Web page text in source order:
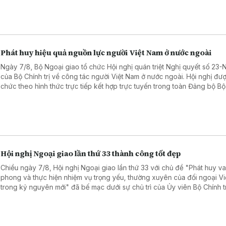
Phát huy hiệu quả nguồn lực người Việt Nam ở nước ngoài
Ngày 7/8, Bộ Ngoại giao tổ chức Hội nghị quán triệt Nghị quyết số 23-
của Bộ Chính trị về công tác người Việt Nam ở nước ngoài. Hội nghị
chức theo hình thức trực tiếp kết hợp trực tuyến trong toàn Đảng bộ
Hội nghị Ngoại giao lần thứ 33 thành công tốt đẹp
Chiều ngày 7/8, Hội nghị Ngoại giao lần thứ 33 với chủ đề "Phát huy
phong và thực hiện nhiệm vụ trọng yếu, thường xuyên của đối ngoại
trong kỷ nguyên mới" đã bế mạc dưới sự chủ trì của Ủy viên Bộ Chính